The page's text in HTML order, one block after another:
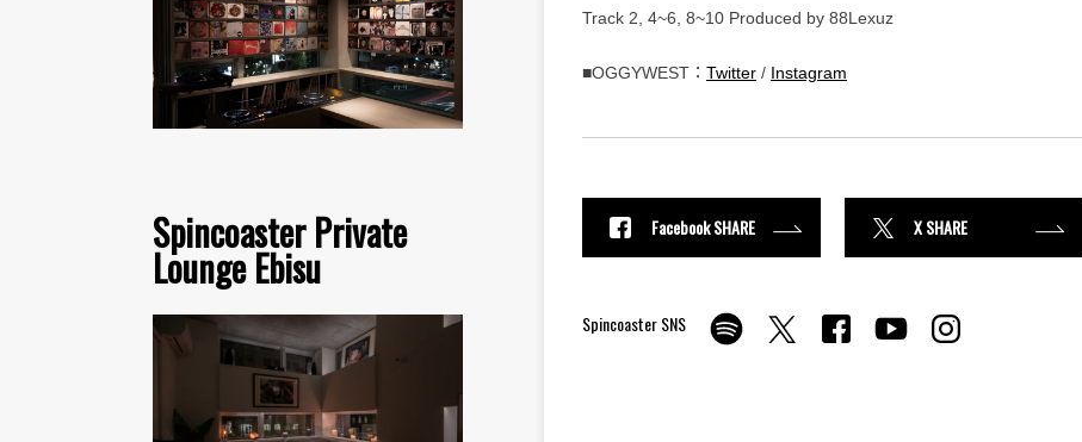
Spincoaster Private
Lounge Ebisu
Track 2, 4~6, 8~10 Produced by 88Lexuz
■OGGYWEST： Twitter / Instagram
Facebook SHARE X SHARE
Spincoaster SNS